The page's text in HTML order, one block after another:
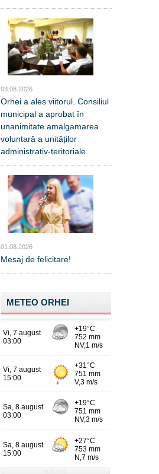
03.08.2026
Orhei a ales viitorul. Consiliul
municipal a aprobat în
unanimitate amalgamarea
voluntară a unităților
administrativ-teritoriale
01.08.2026
Mesaj de felicitare!
METEO ORHEI